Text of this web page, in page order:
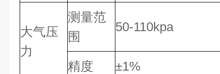
大气压
力
测量范
围
50-110kpa
精度 ±1%